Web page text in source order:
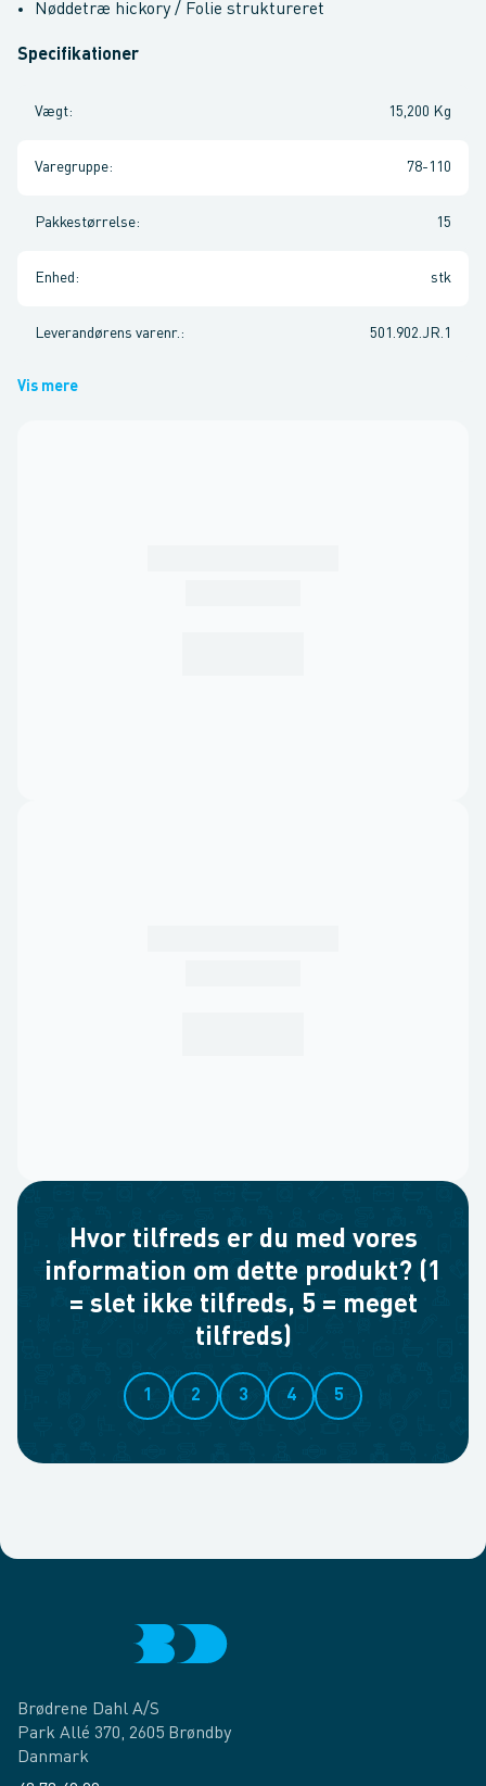
Nøddetræ hickory / Folie struktureret
Specifikationer
Vægt: 15,200 Kg
Varegruppe: 78-110
Pakkestørrelse: 15
Enhed : stk
Leverandørens varenr. : 501.902.JR.1
Vis mere
Hvor tilfreds er du med vores
information om dette produkt? (1
= slet ikke tilfreds, 5 = meget
tilfreds)
1 2 3 4 5
Brødrene Dahl A/S
Park Allé 370, 2605 Brøndby
Danmark